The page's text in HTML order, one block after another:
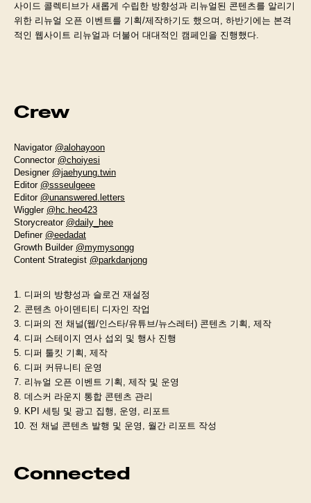
사이드 콜렉티브가 새롭게 수립한 방향성과 리뉴얼된 콘텐츠를 알리기
위한 리뉴얼 오픈 이벤트를 기획/제작하기도 했으며, 하반기에는 본격
적인 웹사이트 리뉴얼과 더불어 대대적인 캠페인을 진행했다.
Crew
Navigator @alohayoon
Connector @choiyesi
Designer @jaehyung.twin
Editor @ssseulgeee
Editor @unanswered.letters
Wiggler @hc.heo423
Storycreator @daily_hee
Definer @eedadat
Growth Builder @mymysongg
Content Strategist @parkdanjong
1. 디퍼의 방향성과 슬로건 재설정
2. 콘텐츠 아이덴티티 디자인 작업
3. 디퍼의 전 채널(웹/인스타/유튜브/뉴스레터) 콘텐츠 기획, 제작
4. 디퍼 스테이지 연사 섭외 및 행사 진행
5. 디퍼 툴킷 기획, 제작
6. 디퍼 커뮤니티 운영
7. 리뉴얼 오픈 이벤트 기획, 제작 및 운영
8. 데스커 라운지 통합 콘텐츠 관리
9. KPI 세팅 및 광고 집행, 운영, 리포트
10. 전 채널 콘텐츠 발행 및 운영, 월간 리포트 작성
Connected